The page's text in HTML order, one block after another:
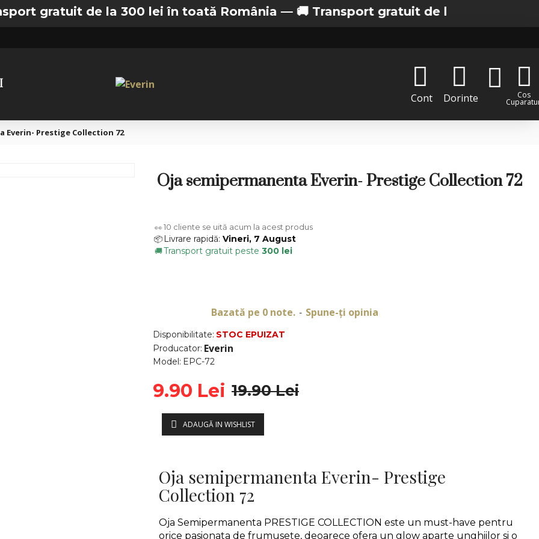
de la 300 lei în toată România —🚚 Transport gratuit de la 200 lei in Bucuresti
Cont
Dorinte Cos
Everin- Prestige Collection 72
Oja semipermanenta Everin- Prestige Collection 72
Disponibilitate: STOC EPUIZAT
Producator: Everin
Model: EPC-72
Bazată pe 0 note. - Spune-ţi opinia
9.90 Lei 19.90 Lei
ADAUGĂ IN WISHLIST
👀10 cliente se uită acum la acest produs
📦 Livrare rapidă: Vineri, 7 August
🚚Transport gratuit peste 300 lei
Oja semipermanenta Everin- Prestige
Collection 72
Oja Semipermanenta PRESTIGE COLLECTION este un must-have pentru
orice pasionata de frumusete, deoarece ofera un glow aparte unghiilor si o